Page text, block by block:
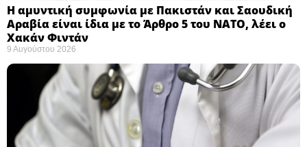
Η αμυντική συμφωνία με Πακιστάν και Σαουδική
Αραβία είναι ίδια με το Άρθρο 5 του ΝΑΤΟ, λέει ο
Χακάν Φιντάν ​
9 Αυγούστου 2026